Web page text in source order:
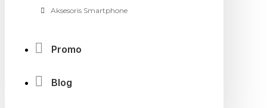
Aksesoris Smartphone
Promo
Blog